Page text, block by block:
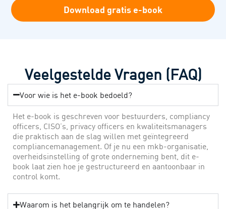
Download gratis e-book
Veelgestelde Vragen (FAQ)
Voor wie is het e-book bedoeld?
Het e-book is geschreven voor bestuurders, compliancy
officers, CISO’s, privacy officers en kwaliteitsmanagers
die praktisch aan de slag willen met geïntegreerd
compliancemanagement. Of je nu een mkb-organisatie,
overheidsinstelling of grote onderneming bent, dit e-
book laat zien hoe je gestructureerd en aantoonbaar in
control komt.
Waarom is het belangrijk om te handelen?